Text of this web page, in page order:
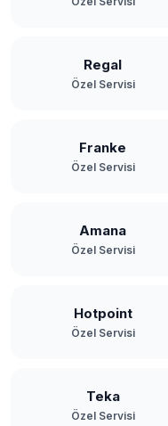
Regal
Özel Servisi
Franke
Özel Servisi
Amana
Özel Servisi
Hotpoint
Özel Servisi
Teka
Özel Servisi